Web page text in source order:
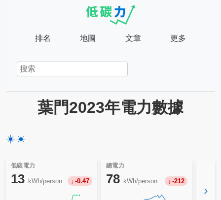
排名 地圖 文章 更多
葉門2023年電力數據
☀️☀️
低碳電力
13 kWh/person -0.47
總電力
78 kWh/person -212
›